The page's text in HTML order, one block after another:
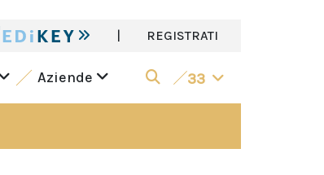
| REGISTRATI
Aziende 33